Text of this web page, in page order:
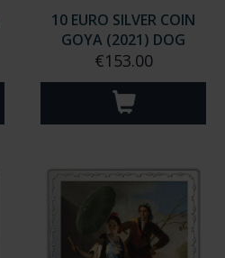
10 EURO SILVER COIN
GOYA (2021) DOG
€153.00